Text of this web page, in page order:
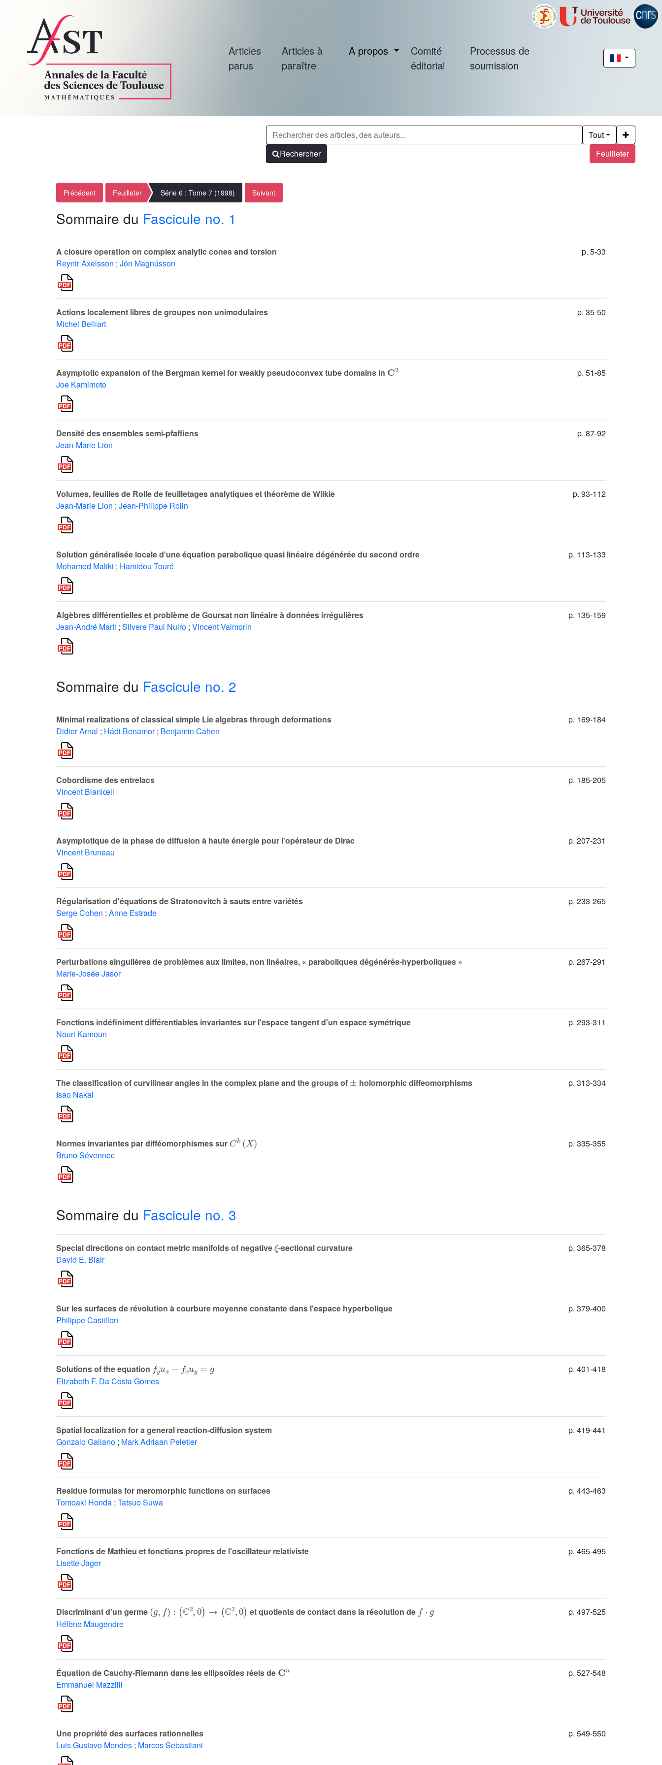
Articles
parus
Articles à
paraître
A propos
Comité
éditorial
Processus de
soumission
Feuilleter
Tout
Rechercher
Précédent Feuilleter Série 6 : Tome 7 (1998) Suivant
Sommaire du Fascicule no. 1
A closure operation on complex analytic cones and torsion
Reynir Axelsson ; Jón Magnússon
p. 5-33
Actions localement libres de groupes non unimodulaires
Michel Belliart
p. 35-50
Asymptotic expansion of the Bergman kernel for weakly pseudoconvex tube domains in
2
Joe Kamimoto
p. 51-85
Densité des ensembles semi-pfaffiens
Jean-Marie Lion
p. 87-92
Volumes, feuilles de Rolle de feuilletages analytiques et théorème de Wilkie
Jean-Marie Lion ; Jean-Philippe Rolin
p. 93-112
Solution généralisée locale d'une équation parabolique quasi linéaire dégénérée du second ordre
Mohamed Maliki ; Hamidou Touré
p. 113-133
Algèbres différentielles et problème de Goursat non linéaire à données irrégulières
Jean-André Marti ; Silvere Paul Nuiro ; Vincent Valmorin
p. 135-159
Sommaire du Fascicule no. 2
Minimal realizations of classical simple Lie algebras through deformations
Didier Arnal ; Hádi Benamor ; Benjamin Cahen
p. 169-184
Cobordisme des entrelacs
Vincent Blanlœil
p. 185-205
Asymptotique de la phase de diffusion à haute énergie pour l'opérateur de Dirac
Vincent Bruneau
p. 207-231
Régularisation d'équations de Stratonovitch à sauts entre variétés
Serge Cohen ; Anne Estrade
p. 233-265
Perturbations singulières de problèmes aux limites, non linéaires, « paraboliques dégénérés-hyperboliques »
Marie-Josée Jasor
p. 267-291
Fonctions indéfiniment différentiables invariantes sur l'espace tangent d'un espace symétrique
Nouri Kamoun
p. 293-311
The classification of curvilinear angles in the complex plane and the groups of
holomorphic diffeomorphisms
Isao Nakai
p. 313-334
Normes invariantes par difféomorphismes sur
k X
Bruno Sévennec
p. 335-355
Sommaire du Fascicule no. 3
Special directions on contact metric manifolds of negative -sectional curvature
David E. Blair
p. 365-378
Sur les surfaces de révolution à courbure moyenne constante dans l'espace hyperbolique
Philippe Castillon
p. 379-400
Solutions of the equation
Elizabeth F. Da Costa Gomes
p. 401-418
Spatial localization for a general reaction-diffusion system
Gonzalo Galiano ; Mark Adriaan Peletier
p. 419-441
Residue formulas for meromorphic functions on surfaces
Tomoaki Honda ; Tatsuo Suwa
p. 443-463
Fonctions de Mathieu et fonctions propres de l'oscillateur relativiste
Lisette Jager
p. 465-495
Discriminant d’un germe
( : 2 0) → 0
et quotients de contact dans la résolution de
Hélène Maugendre
p. 497-525
Équation de Cauchy-Riemann dans les ellipsoïdes réels de
Emmanuel Mazzilli
p. 527-548
Une propriété des surfaces rationnelles
Luis Gustavo Mendes ; Marcos Sebastiani
p. 549-550